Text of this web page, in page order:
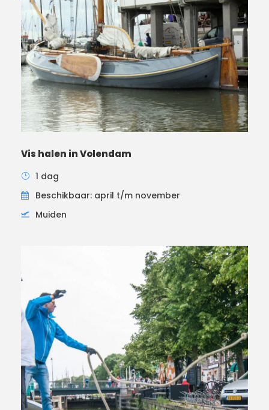
Vis halen in Volendam
1 dag
Beschikbaar: april t/m november
Muiden